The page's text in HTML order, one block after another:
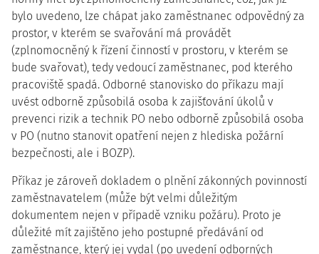
bylo uvedeno, lze chápat jako zaměstnanec odpovědný za
prostor, v kterém se svařování má provádět
(zplnomocněný k řízení činností v prostoru, v kterém se
bude svařovat), tedy vedoucí zaměstnanec, pod kterého
pracoviště spadá. Odborné stanovisko do příkazu mají
uvést odborně způsobilá osoba k zajišťování úkolů v
prevenci rizik a technik PO nebo odborně způsobilá osoba
v PO (nutno stanovit opatření nejen z hlediska požární
bezpečnosti, ale i BOZP).
Příkaz je zároveň dokladem o plnění zákonných povinností
zaměstnavatelem (může být velmi důležitým
dokumentem nejen v případě vzniku požáru). Proto je
důležité mít zajištěno jeho postupné předávání od
zaměstnance, který jej vydal (po uvedení odborných